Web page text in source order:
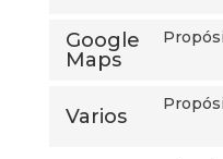
Google
Maps
Varios